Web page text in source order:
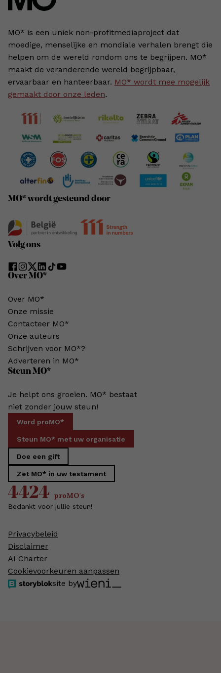
MO* is een uniek non-profitmediaproject dat
moedige, menselijke en mondiale verhalen brengt die
helpen om de wereld rondom ons te begrijpen. MO*
maakt de veranderende wereld begrijpbaar,
ervaarbaar en hanteerbaar. MO* wordt mee mogelijk
gemaakt door onze leden.
MO* wordt gesteund door
Volg ons
Over MO*
Over MO*
Onze missie
Contacteer MO*
Onze auteurs
Schrijven voor MO*?
Adverteren in MO*
Steun MO*
Je helpt ons groeien. MO* bestaat
niet zonder jouw steun!
Word proMO*
Steun MO* met uw organisatie
Doe een gift
Zet MO* in uw testament
4424 proMO's
Bedankt voor jullie steun!
Privacybeleid
Disclaimer
AI Charter
Cookievoorkeuren aanpassen
site by